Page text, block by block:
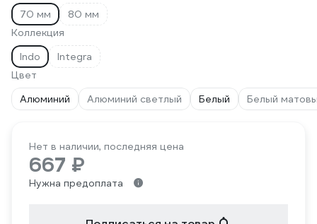
70 мм
80 мм
Коллекция
Indo
Integra
Цвет
Алюминий
Алюминий светлый Белый Белый
Нет в наличии, последняя цена
667 ₽
Нужна предоплата